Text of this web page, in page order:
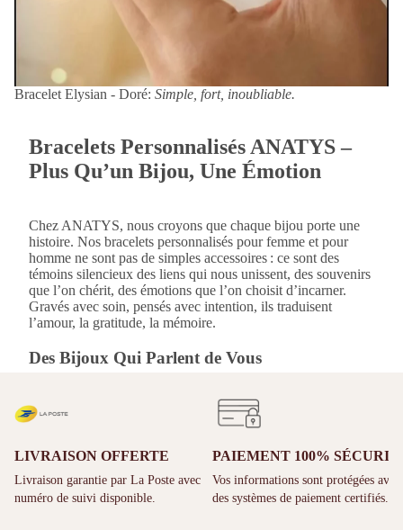
Bracelet Elysian - Doré: Simple, fort, inoubliable.
Bracelets Personnalisés ANATYS –
Plus Qu’un Bijou, Une Émotion
Chez ANATYS, nous croyons que chaque bijou porte une
histoire. Nos bracelets personnalisés pour femme et pour
homme ne sont pas de simples accessoires : ce sont des
témoins silencieux des liens qui nous unissent, des souvenirs
que l’on chérit, des émotions que l’on choisit d’incarner.
Gravés avec soin, pensés avec intention, ils traduisent
l’amour, la gratitude, la mémoire.
Des Bijoux Qui Parlent de Vous
Offrir ou s’offrir un bracelet ANATYS, c’est bien plus qu’un
geste esthétique. C’est célébrer une relation, une naissance,
nos bracelets est réalisée avec une extrême précision pour
garantir finesse, lisibilité et émotion. Vous pouvez y inscrire
un prénom, une date, une déclaration. Ce détail intime rend
chaque pièce profondément unique.
LIVRAISON OFFERTE
Livraison garantie par La Poste avec
numéro de suivi disponible.
PAIEMENT 100%
Vos informations sont protégées avec
des systèmes de paiement certifiés.